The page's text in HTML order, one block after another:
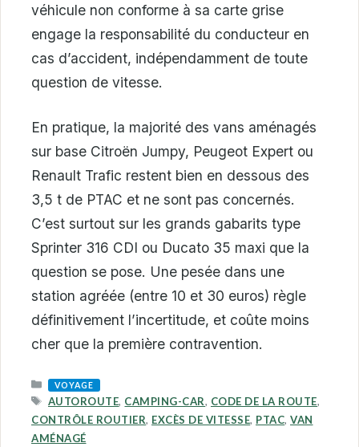
véhicule non conforme à sa carte grise
engage la responsabilité du conducteur en
cas d’accident, indépendamment de toute
question de vitesse.
En pratique, la majorité des vans aménagés
sur base Citroën Jumpy, Peugeot Expert ou
Renault Trafic restent bien en dessous des
3,5 t de PTAC et ne sont pas concernés.
C’est surtout sur les grands gabarits type
Sprinter 316 CDI ou Ducato 35 maxi que la
question se pose. Une pesée dans une
station agréée (entre 10 et 30 euros) règle
définitivement l’incertitude, et coûte moins
cher que la première contravention.
CATEGORIES
VOYAGE
TAGS
AUTOROUTE, CAMPING-CAR, CODE DE LA ROUTE,
CONTRÔLE ROUTIER, EXCÈS DE VITESSE, PTAC, VAN
AMÉNAGÉ